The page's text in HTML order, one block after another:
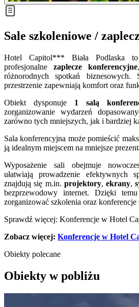
Sale szkoleniowe /
Hotel Capitol*** Biała Podlaska
profesjonalne zaplecze konferencyjne
różnorodnych spotkań biznesowych.
przestrzenie zapewniają komfort oraz
Obiekt dysponuje 1 salą
zorganizowanie wydarzeń
zarówno tych mniejszych, jak i bardziej
Sala konferencyjna może pomieścić
ją idealnym miejscem na mniejsze
Wyposażenie sali obejmuje
ułatwiają prowadzenie efektywnych
znajdują się m.in. projektory,ekrany,
bezprzewodowy internet. Dzięki
zorganizować szkolenia oraz
Sprawdź więcej: Konferencje w Hotel
Zobacz więcej: Konferencje w Hotel
Obiekty polecane
Obiekty w pobliżu